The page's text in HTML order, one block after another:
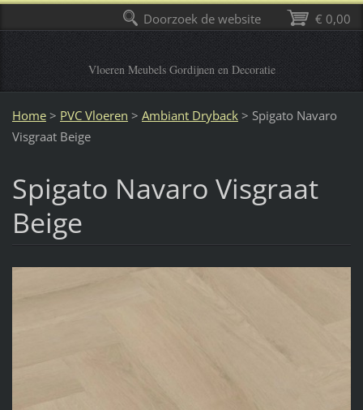
Vloeren Meubels Gordijnen en Decoratie
Home > PVC Vloeren > Ambiant Dryback > Spigato Navaro
Visgraat Beige
Spigato Navaro Visgraat
Beige
€ 0,00
Doorzoek de website